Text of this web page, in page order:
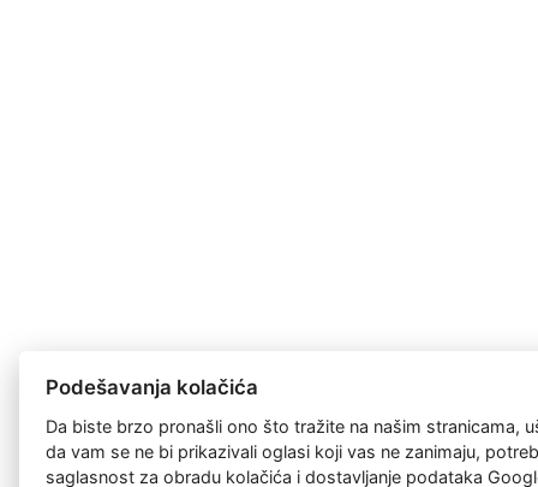
Podešavanja kolačića
Da biste brzo pronašli ono što tražite na našim stranicama,
da vam se ne bi prikazivali oglasi koji vas ne zanimaju,
saglasnost zaobradu kolačića i dostavljanje podataka